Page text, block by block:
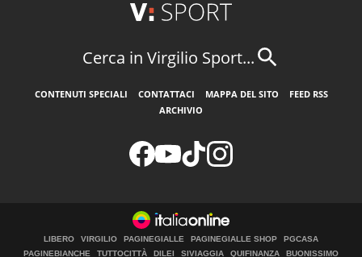
Cerca in Virgilio Sport...
CONTENUTI SPECIALI CONTATTACI MAPPA DEL SITO
FEED RSS
ARCHIVIO
LIBERO VIRGILIO PAGINEGIALLE PAGINEGIALLE SHOP
PGCASA
PAGINEBIANCHE
TUTTOCITTÀ DILEI SIVIAGGIA QUIFINANZA BUONISSIMO